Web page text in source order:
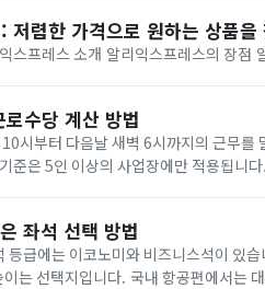
저렴한 가격으로 원하는 상품을
수당 계산 방법
업장에만 적용됩니다. 예를 들어, 시급이 1만원인 경우 야간에 근무하
좌석 선택 방법
한항공 B787-9의 45C와 45G 좌석, A380-800